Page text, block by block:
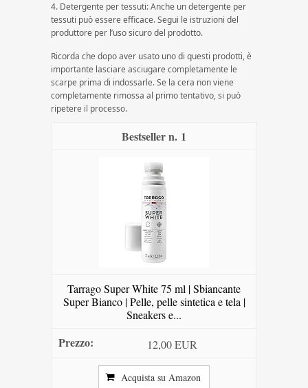
4. Detergente per tessuti: Anche un detergente per
tessuti può essere efficace. Segui le istruzioni del
produttore per l’uso sicuro del prodotto.
Ricorda che dopo aver usato uno di questi prodotti, è
importante lasciare asciugare completamente le
scarpe prima di indossarle. Se la cera non viene
completamente rimossa al primo tentativo, si può
ripetere il processo.
1
Tarrago Super White 75 ml | Sbiancante
Super Bianco | Pelle, pelle sintetica e tela |
Sneakers e...
12,00 EUR
Acquista su Amazon